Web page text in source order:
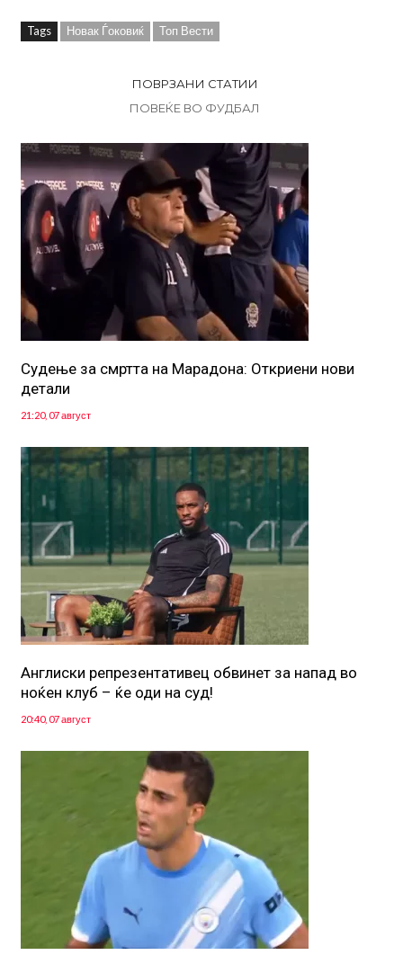
Tags Новак Ѓоковиќ Топ Вести
ПОВРЗАНИ СТАТИИ
ПОВЕЌЕ ВО ФУДБАЛ
Судење за смртта на Марадона: Откриени нови
детали
21:20, 07 август
Англиски репрезентативец обвинет за напад во
ноќен клуб – ќе оди на суд!
20:40, 07 август